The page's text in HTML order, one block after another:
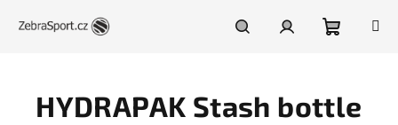
košík
HYDRAPAK Stash bottle